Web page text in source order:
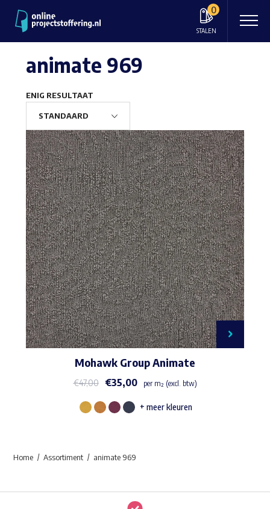
0
STALEN
animate 969
ENIG RESULTAAT
Mohawk Group Animate
€47,00 €35,00 per m² (excl. btw)
Dit
Deze
+ meer kleuren
Home Assortiment animate 969